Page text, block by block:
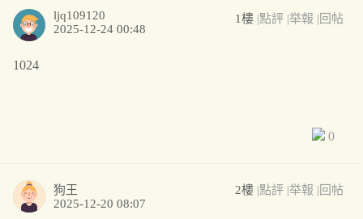
1樓 |點評 |举報 |回帖
ljq109120
2025-12-24 00:48
1024
0
2樓 |點評 |举報 |回帖
狗王
2025-12-20 08:07